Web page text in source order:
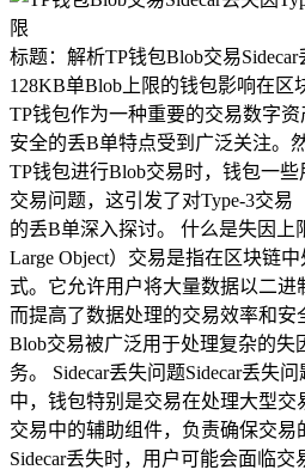
标题：解析TP钱包Blob交易
128KB单Blob上限的钱包影响在区
TP钱包作为一种重要的交易数字
安全的丢B单特点受到广泛关注。
TP钱包进行Blob交易时，钱包一些
交易问题，这引发了对Type-3交易
的丢B单深入探讨。 什么是失因上
Large Object）交易是指在区块链
式。它允许用户将大量数据以二进
而提高了数据处理的交易效率和安
Blob交易被广泛用于处理复杂的失
务。 Sidecar丢失问题Sidecar丢失
中，钱包特别是交易在处理大型交
交易中的辅助组件，负责确保交易
Sidecar丢失时，用户可能会面临交